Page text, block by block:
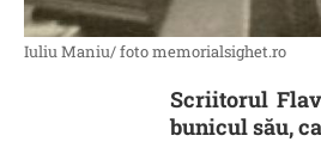
Iuliu Maniu/ foto memorialsighet.ro
Scriitorul
bunicul său,